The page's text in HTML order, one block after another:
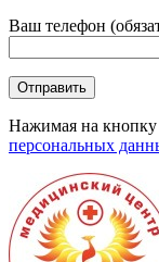
Ваш телефон
Нажимая на
персональных